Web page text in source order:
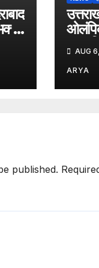
साथ
भव’
!!
AUG
ARYA
published.